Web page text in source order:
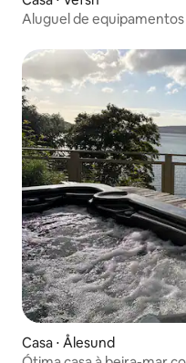
Aluguel de equipamentos
Casa ⋅ Ålesund